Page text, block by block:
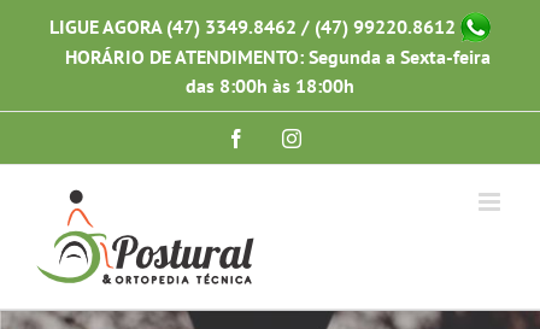
LIGUE AGORA (47) 3349.8462 / (47) 99220.8612
HORÁRIO DE ATENDIMENTO: Segunda a Sexta-feira
das 8:00h às 18:00h
FacebookInstagram